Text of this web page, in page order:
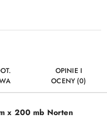
OPINIE I
OCENY (0)
x 200 mb Norten